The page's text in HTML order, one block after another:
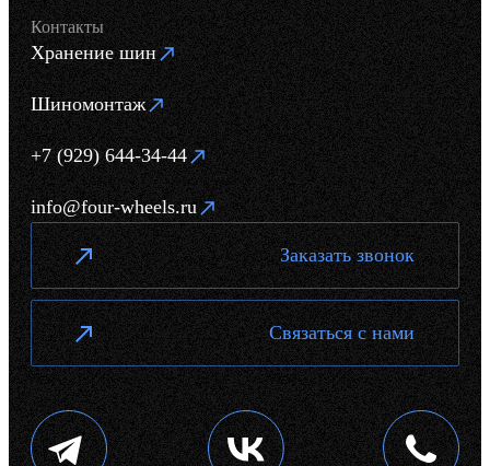
Контакты
Хранение шин
Шиномонтаж
+7 (929) 644-34-44
info@four-wheels.ru
Заказать звонок
Связаться с нами